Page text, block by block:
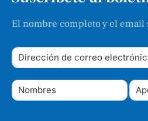
El nombre completo y el